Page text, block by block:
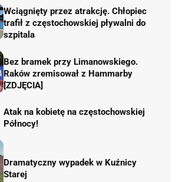
Wciągnięty przez atrakcję. Chłopiec
trafił z częstochowskiej pływalni do
szpitala
Bez bramek przy Limanowskiego.
Raków zremisował z Hammarby
[ZDJĘCIA]
Atak na kobietę na częstochowskiej
Północy!
Dramatyczny wypadek w Kuźnicy
Starej